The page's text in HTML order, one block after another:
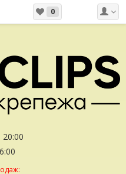
0